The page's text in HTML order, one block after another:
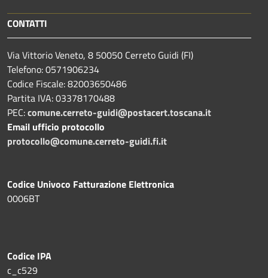
CONTATTI
Via Vittorio Veneto, 8 50050 Cerreto Guidi (FI)
Telefono: 0571906234
Codice Fiscale: 82003650486
Partita IVA: 03378170488
PEC:comune.cerreto-guidi@postacert.toscana.it
Email ufficio protocollo
protocollo@comune.cerreto-guidi.fi.it
Codice Univoco Fatturazione Elettronica
0006BT
Codice IPA
c_c529